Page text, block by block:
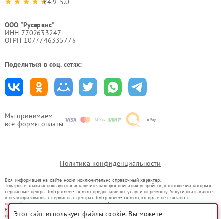
Мы принимаем
все формы оплаты
ООО "Русервис"
ИНН 7702633247
ОГРН 1077746335776
Поделиться в соц. сетях:
Политика конфиденциальности
Вся информация на сайте носит исключительно справочный характер.
Товарные знаки используются исключительно для описания устройств, в отношении которых
сервисные центры tmb.pioneer-fixim.ru предоставляют услуги по ремонту. Услуги оказываются
в неавторизованных сервисных центрах tmb.pioneer-fixim.ru, которые не связаны с
правообладателями товарных знаков или их официальными представителями.
Ремонт осуществляется для устройств, уже введенных в гражданский оборот в соответствии
со статьей 1487 ГК РФ.
Этот сайт использует файлы cookie. Вы можете